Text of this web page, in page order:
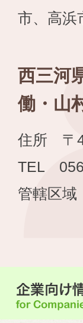
市、高浜
西三河
働・山
住所 〒
TEL
管轄区